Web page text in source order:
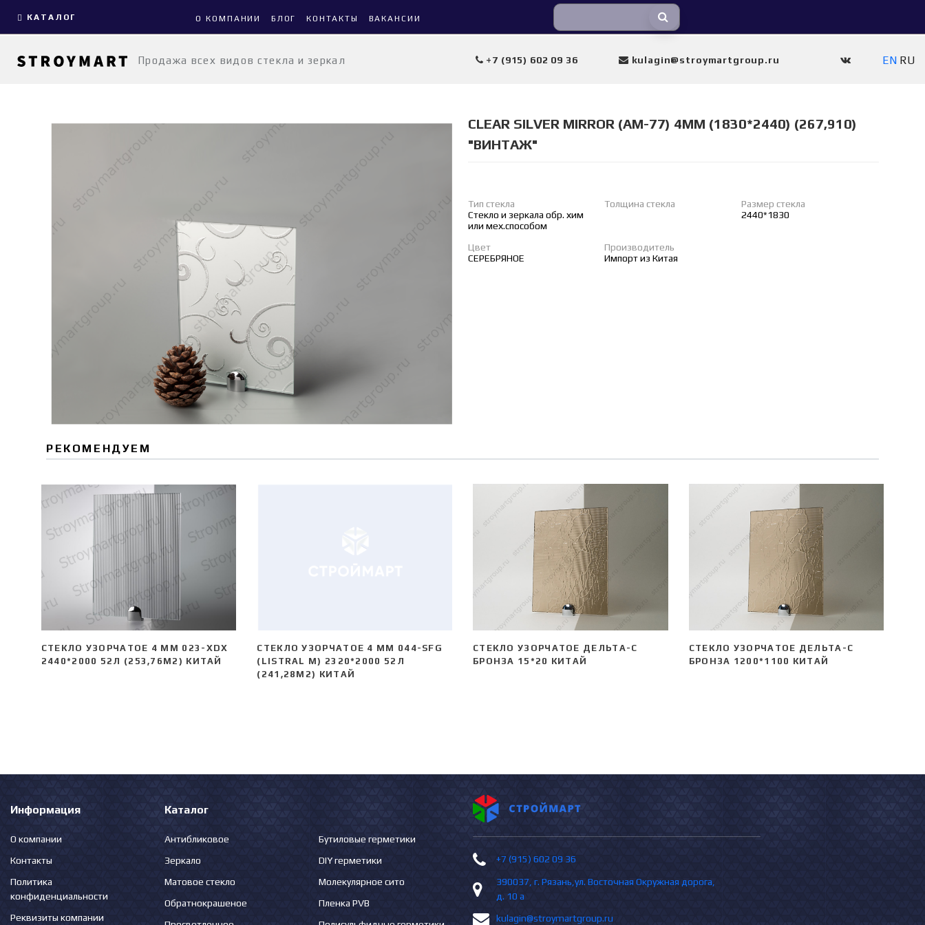
КАТАЛОГ О КОМПАНИИ БЛОГ КОНТАКТЫ ВАКАНСИИ
Продажа всех видов стекла и зеркал +7 (915) 602 09 36 kulagin@stroymartgroup.ru EN RU
CLEAR SILVER MIRROR (AM-77) 4MM (1830*2440) (267,910)
"ВИНТАЖ"
Тип стекла
Стекло и зеркала обр. хим
или мех.способом
Толщина стекла
Размер стекла
2440*1830
Цвет
СЕРЕБРЯНОЕ
Производитель
Импорт из Китая
РЕКОМЕНДУЕМ
СТЕКЛО УЗОРЧАТОЕ 4 MM 023-XDX
2440*2000 52Л (253,76М2) КИТАЙ
СТЕКЛО УЗОРЧАТОЕ 4 MM 044-SFG
(LISTRAL M) 2320*2000 52Л
(241,28М2) КИТАЙ
СТЕКЛО УЗОРЧАТОЕ ДЕЛЬТА-С
БРОНЗА 15*20 КИТАЙ
СТЕКЛО УЗОРЧАТОЕ ДЕЛЬТА-С
БРОНЗА 1200*1100 КИТАЙ
Информация
О компании
Контакты
Политика
конфиденциальности
Реквизиты компании
Каталог
Антибликовое
Зеркало
Матовое стекло
Обратнокрашеное
Бутиловые герметики
DIY герметики
Молекулярное сито
Пленка PVB
+7 (915) 602 09 36
390037, г. Рязань,ул. Восточная Окружная дорога,
д. 10 а
kulagin@stroymartgroup.ru